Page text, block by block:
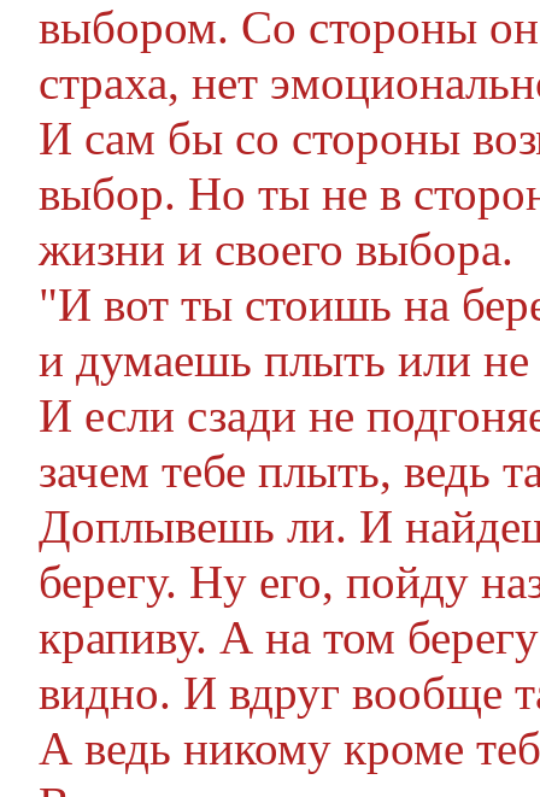
выбором. Со стороны
страха, нет
И сам бы со стороны
выбор. Но ты не в
жизни и своего выбора.
"И вот ты стоишь на
и думаешь плыть или
И если сзади не
зачем тебе плыть, ведь
Доплывешь ли. И
берегу. Ну его, пойду
крапиву. А на том
видно. И вдруг вообще
А ведь никому кроме